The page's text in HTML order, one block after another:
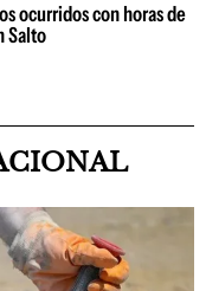
ocurridos con horas de
Salto